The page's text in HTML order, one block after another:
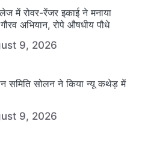
में रोवर-रेंजर इकाई ने मनाया
अभियान, रोपे औषधीय पौधे
9, 2026
समिति सोलन ने किया न्यू कथेड़ में
9, 2026